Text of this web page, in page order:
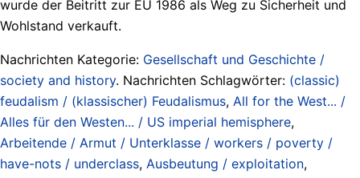
wurde der Beitritt zur EU 1986 als Weg zu Sicherheit und
Wohlstand verkauft.
Nachrichten Kategorie: Gesellschaft und Geschichte /
society and history. Nachrichten Schlagwörter: (classic)
feudalism / (klassischer) Feudalismus, All for the West... /
Alles für den Westen... / US imperial hemisphere,
Arbeitende / Armut / Unterklasse / workers / poverty /
have-nots / underclass, Ausbeutung / exploitation,